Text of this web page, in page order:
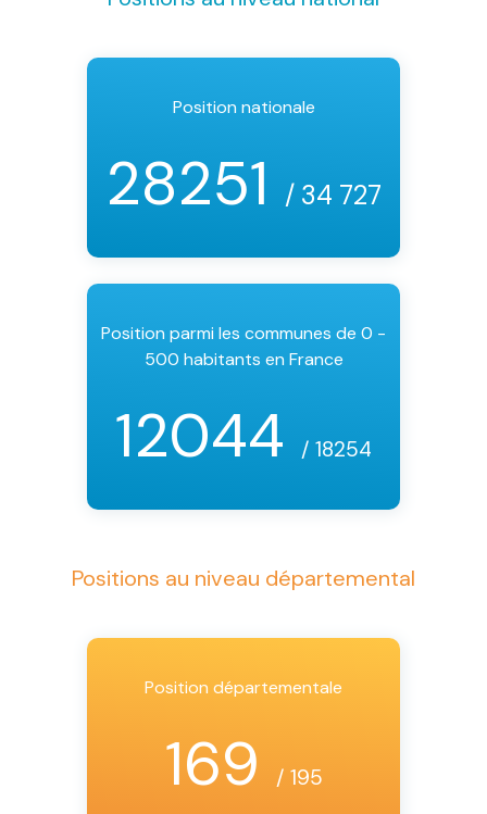
Position nationale
28251 / 34 727
Position parmi les communes de 0 -
500 habitants en France
12044 / 18254
Positions au niveau départemental
Position départementale
169 / 195